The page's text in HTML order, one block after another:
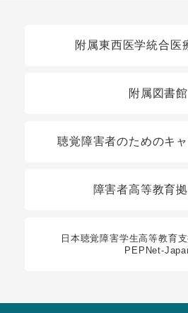
附属東西医学統合医
附属図書館
聴覚障害者のためのキ
障害者高等教育
日本聴覚障害学生高等教育
PEPNet-